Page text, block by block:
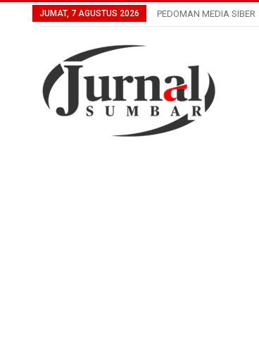
JUMAT, 7 AGUSTUS 2026 PEDOMAN MEDIA SIBER